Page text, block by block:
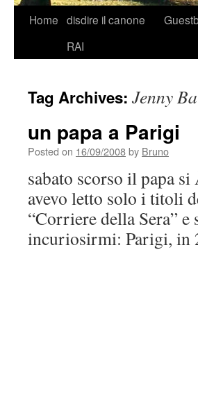
Skip
Home disdire il canone
RAI
Tag Archives: Jenny
un papa a Parigi
Posted on 16/09/2008by Bruno
sabato scorso il papa
avevo letto solo i titoli
“Corriere della Sera”
incuriosirmi: Parigi,